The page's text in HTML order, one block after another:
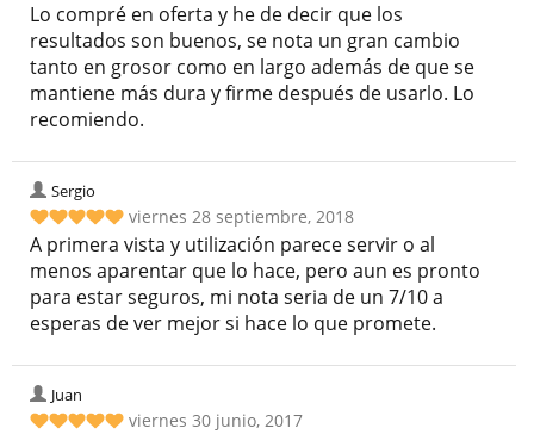
Lo compré en oferta y he de decir que los
resultados son buenos, se nota un gran cambio
tanto en grosor como en largo además de que se
mantiene más dura y firme después de usarlo. Lo
recomiendo.
Sergio
viernes 28 septiembre, 2018
A primera vista y utilización parece servir o al
menos aparentar que lo hace, pero aun es pronto
para estar seguros, mi nota seria de un 7/10 a
esperas de ver mejor si hace lo que promete.
Juan
viernes 30 junio, 2017